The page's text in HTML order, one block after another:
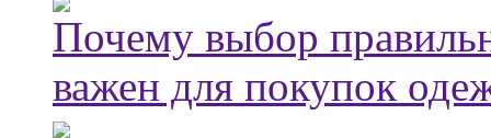
Почему выбор
важен для покупок